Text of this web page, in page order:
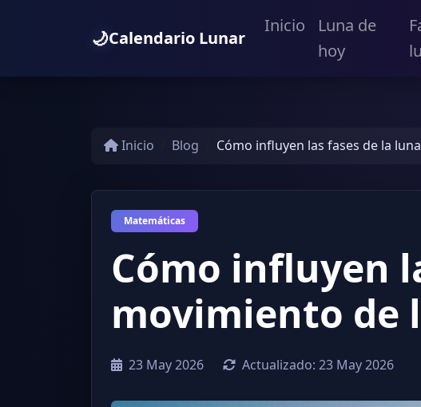
🌙Calendario Lunar
Inicio
Luna de
hoy
Inicio Blog Cómo influyen las fases de la
Matemáticas
Cómo influyen
movimiento de
23 May 2026 Actualizado: 23 May 2026